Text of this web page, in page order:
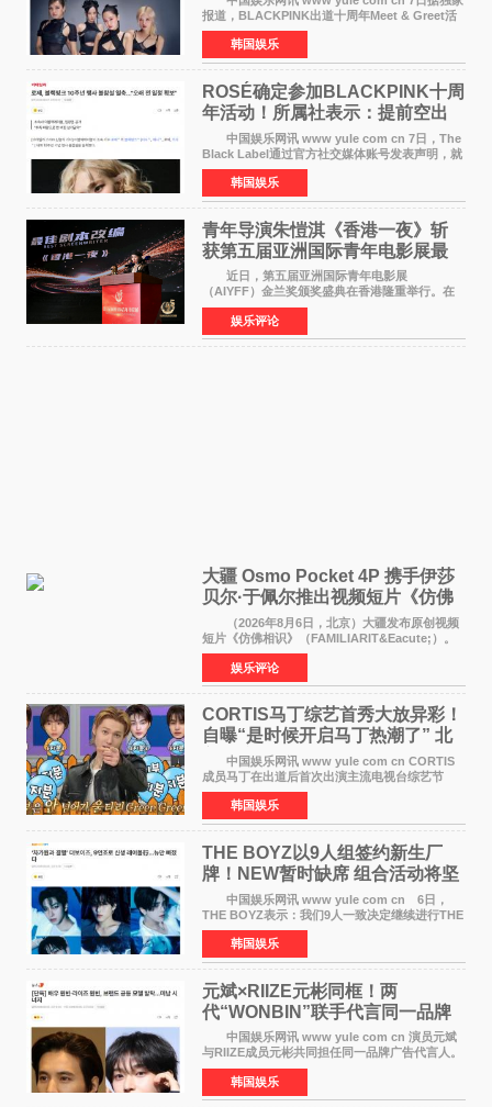
报道，BLACKPINK出道十周年Meet & Greet活
动将由智秀、ROS&Eacute;、JENNIE出席，
LISA将缺席。 此前BLACKPINK所属社YG并
未为组合出道十周年做
韩国娱乐
ROSÉ确定参加BLACKPINK十周
年活动！所属社表示：提前空出
了时间
中国娱乐网讯 www yule com cn 7日，The
Black Label通过官方社交媒体账号发表声明，就
近期网络上关于ROS&Eacute;个人行程及是否参
加BLACKPINK出道纪念活动的种种猜测作出正
式回应。 Th
韩国娱乐
青年导演朱愷淇《香港一夜》斩
获第五届亚洲国际青年电影展最
佳剧本改编奖
近日，第五届亚洲国际青年电影展
（AIYFF）金兰奖颁奖盛典在香港隆重举行。在
这场汇聚数百位海内外电影人、文化界人士及媒
体代表的亚洲青年影视盛会上，香港本土电影
《香港一夜》（Dawn in Ho
娱乐评论
大疆 Osmo Pocket 4P 携手伊莎
贝尔·于佩尔推出视频短片《仿佛
相识》
（2026年8月6日，北京）大疆发布原创视频
短片《仿佛相识》（FAMILIARIT&Eacute;）。
视频短片由戛纳国际电影节最佳女演员伊莎贝尔·
于佩尔（Isabelle Huppert）主演，全程使用大
疆首款双主摄口
娱乐评论
CORTIS马丁综艺首秀大放异彩！
自曝“是时候开启马丁热潮了” 北
美巡演火热进行中
中国娱乐网讯 www yule com cn CORTIS
成员马丁在出道后首次出演主流电视台综艺节
目，展现了多才多艺的魅力。 马丁出演了5日
播出的MBC《Radio Star》Fashion与Passion
之间，I&lsquo;m
韩国娱乐
THE BOYZ以9人组签约新生厂
牌！NEW暂时缺席 组合活动将坚
定不移继续
中国娱乐网讯 www yule com cn 6日，
THE BOYZ表示：我们9人一致决定继续进行THE
BOYZ组合活动，并且已经完成了组合团体活动
签约。目前正在新生厂牌下进行活动准备。尚未
离开THE BOYZ原所
韩国娱乐
元斌×RIIZE元彬同框！两
代“WONBIN”联手代言同一品牌
颜值天花板合体
中国娱乐网讯 www yule com cn 演员元斌
与RIIZE成员元彬共同担任同一品牌广告代言人。
6日据独家报道，继演员元斌之后，RIIZE元彬最
近也被选为某在线中介平台A公司的共同广告代言
人，两人将作
韩国娱乐